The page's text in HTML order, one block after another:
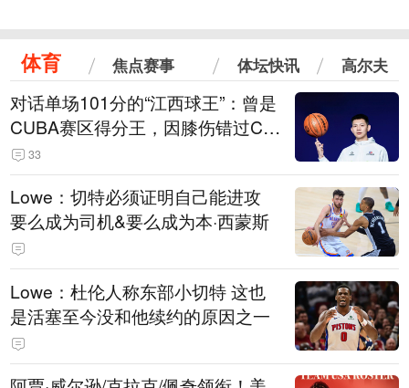
体育 焦点赛事 体坛快讯 高尔夫
对话单场101分的“江西球王”：曾是
CUBA赛区得分王，因膝伤错过CB
A选秀
33
Lowe：切特必须证明自己能进攻
要么成为司机&要么成为本·西蒙斯
Lowe：杜伦人称东部小切特 这也
是活塞至今没和他续约的原因之一